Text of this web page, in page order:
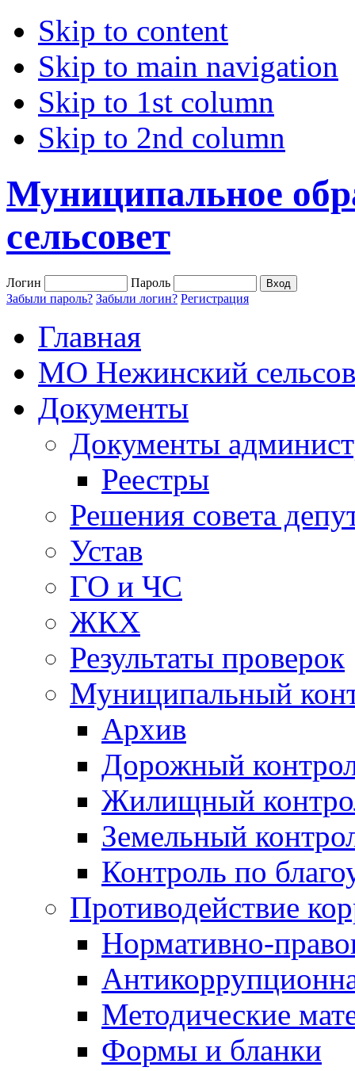
Skip to content
Skip to main navigation
Skip to 1st column
Skip to 2nd column
Муниципальное
сельсовет
Логин
Пароль
Забыли пароль? Забыли логин? Регистрация
Главная
МО Нежинский
Документы
Документы
Реестры
Решения совета
Устав
ГО и ЧС
ЖКХ
Результаты проверок
Муниципальный
Архив
Дорожный
Жилищный
Земельный
Контроль по
Противодействие
Нормативно-
Методические
Формы и бланки